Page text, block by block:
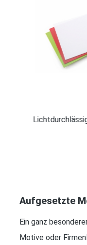
Aufgesetzte
Ein ganz
Motive oder